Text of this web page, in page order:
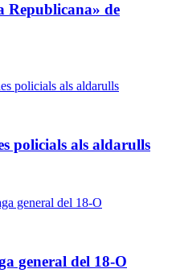
Republicana» de
policials als aldarulls
general del 18-O